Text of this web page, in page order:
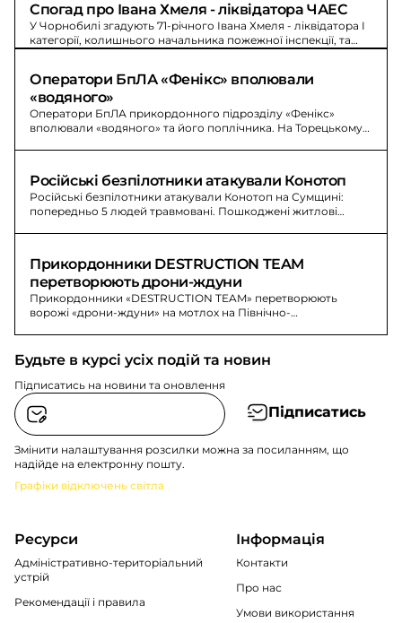
Спогад про Івана Хмеля - ліквідатора ЧАЕС
У Чорнобилі згадують 71-річного Івана Хмеля - ліквідатора I
категорії, колишнього начальника пожежної інспекції, та
Оператори БпЛА «Фенікс» вполювали
«водяного»
Оператори БпЛА прикордонного підрозділу «Фенікс»
вполювали «водяного» та його поплічника. На Торецькому
Російські безпілотники атакували Конотоп
Російські безпілотники атакували Конотоп на Сумщині:
попередньо 5 людей травмовані. Пошкоджені житлові
Прикордонники DESTRUCTION TEAM
перетворюють дрони-ждуни
Прикордонники «DESTRUCTION TEAM» перетворюють
ворожі «дрони-ждуни» на мотлох на Північно-
Будьте в курсі усіх подій та новин
Підписатись на новини та оновлення
Підписатись
Змінити налаштування розсилки можна за посиланням, що
надійде на електронну пошту.
Графіки відключень світла
Ресурси
Адміністративно-територіальний
устрій
Рекомендації i правила
Інформація
Контакти
Про нас
Умови використання